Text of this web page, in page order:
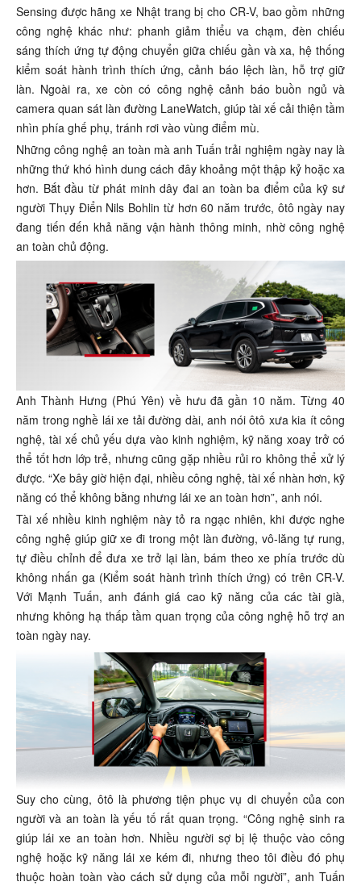
Sensing được hãng xe Nhật trang bị cho CR-V, bao gồm những
công nghệ khác như: phanh giảm thiểu va chạm, đèn chiếu
sáng thích ứng tự động chuyển giữa chiếu gần và xa, hệ thống
kiểm soát hành trình thích ứng, cảnh báo lệch làn, hỗ trợ giữ
làn. Ngoài ra, xe còn có công nghệ cảnh báo buồn ngủ và
camera quan sát làn đường LaneWatch, giúp tài xế cải thiện tầm
nhìn phía ghế phụ, tránh rơi vào vùng điểm mù.
Những công nghệ an toàn mà anh Tuấn trải nghiệm ngày nay là
những thứ khó hình dung cách đây khoảng một thập kỷ hoặc xa
hơn. Bắt đầu từ phát minh dây đai an toàn ba điểm của kỹ sư
người Thụy Điển Nils Bohlin từ hơn 60 năm trước, ôtô ngày nay
đang tiến đến khả năng vận hành thông minh, nhờ công nghệ
an toàn chủ động.
Anh Thành Hưng (Phú Yên) về hưu đã gần 10 năm. Từng 40
năm trong nghề lái xe tải đường dài, anh nói ôtô xưa kia ít công
nghệ, tài xế chủ yếu dựa vào kinh nghiệm, kỹ năng xoay trở có
thể tốt hơn lớp trẻ, nhưng cũng gặp nhiều rủi ro không thể xử lý
được. “Xe bây giờ hiện đại, nhiều công nghệ, tài xế nhàn hơn, kỹ
năng có thể không bằng nhưng lái xe an toàn hơn”, anh nói.
Tài xế nhiều kinh nghiệm này tỏ ra ngạc nhiên, khi được nghe
công nghệ giúp giữ xe đi trong một làn đường, vô-lăng tự rung,
tự điều chỉnh để đưa xe trở lại làn, bám theo xe phía trước dù
không nhấn ga (Kiểm soát hành trình thích ứng) có trên CR-V.
Với Mạnh Tuấn, anh đánh giá cao kỹ năng của các tài già,
nhưng không hạ thấp tầm quan trọng của công nghệ hỗ trợ an
toàn ngày nay.
Suy cho cùng, ôtô là phương tiện phục vụ di chuyển của con
người và an toàn là yếu tố rất quan trọng. “Công nghệ sinh ra
giúp lái xe an toàn hơn. Nhiều người sợ bị lệ thuộc vào công
nghệ hoặc kỹ năng lái xe kém đi, nhưng theo tôi điều đó phụ
thuộc hoàn toàn vào cách sử dụng của mỗi người”, anh Tuấn